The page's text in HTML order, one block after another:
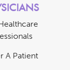
A Patient